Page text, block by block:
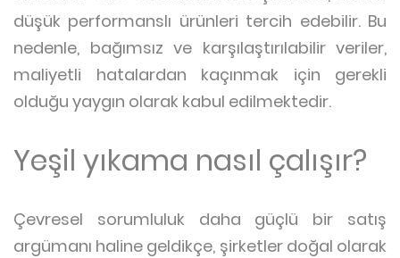
düşük performanslı ürünleri tercih edebilir. Bu
nedenle, bağımsız ve karşılaştırılabilir veriler,
maliyetli hatalardan kaçınmak için gerekli
olduğu yaygın olarak kabul edilmektedir.
Yeşil yıkama nasıl çalışır?
Çevresel sorumluluk daha güçlü bir satış
argümanı haline geldikçe, şirketler doğal olarak